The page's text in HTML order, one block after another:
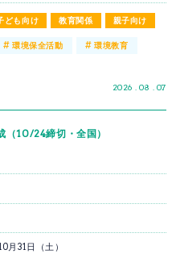
ども向け 教育関係 親子向け
2026 . 08 . 07
# 環境保全活動 #環境教育
（10/24締切・全国）
月31日（土）